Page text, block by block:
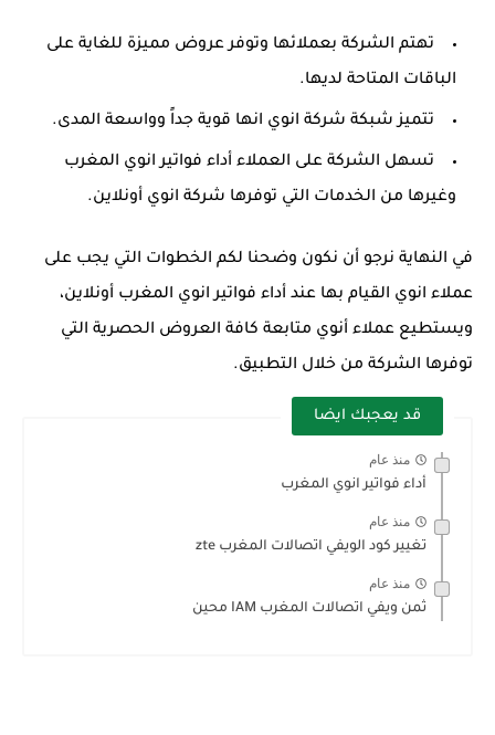
تهتم الشركة بعملائها وتوفر عروض مميزة للغاية على
الباقات المتاحة لديها.
تتميز شبكة شركة انوي انها قوية جداً وواسعة المدى.
تسهل الشركة على العملاء أداء فواتير انوي المغرب
وغيرها من الخدمات التي توفرها شركة انوي أونلاين.
في النهاية نرجو أن نكون وضحنا لكم الخطوات التي يجب على
عملاء انوي القيام بها عند أداء فواتير انوي المغرب أونلاين،
ويستطيع عملاء أنوي متابعة كافة العروض الحصرية التي
توفرها الشركة من خلال التطبيق.
قد يعجبك ايضا
منذ عام
أداء فواتير انوي المغرب
منذ عام
تغيير كود الويفي اتصالات المغرب zte
منذ عام
ثمن ويفي اتصالات المغرب IAM محين